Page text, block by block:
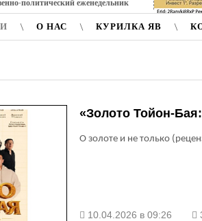
политический еженедельник
О НАС КУРИЛКА ЯВ
«Золото Тойон-
О золоте и не только
10.04.2026 в 09:26